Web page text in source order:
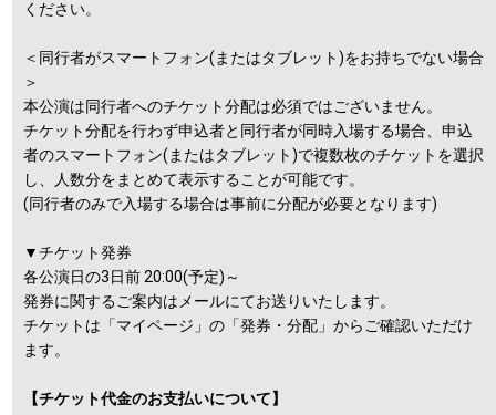
ください。
＜同行者がスマートフォン(またはタブレット)をお持ちでない場合
＞
本公演は同行者へのチケット分配は必須ではございません。
チケット分配を行わず申込者と同行者が同時入場する場合、申込
者のスマートフォン(またはタブレット)で複数枚のチケットを選択
し、人数分をまとめて表示することが可能です。
(同行者のみで入場する場合は事前に分配が必要となります)
▼チケット発券
各公演日の3日前 20:00(予定)～
発券に関するご案内はメールにてお送りいたします。
チケットは「マイページ」の「発券・分配」からご確認いただけ
ます。
【チケット代金のお支払いについて】